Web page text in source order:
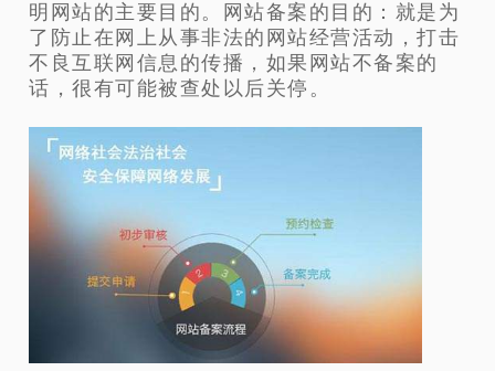
明网站的主要目的。
网站备案的目的：就是为
了防止在网上从事非法的网站经营活动，打击
不良互联网信息的传播，如果网站不备案的
话，很有可能被查处以后关停。